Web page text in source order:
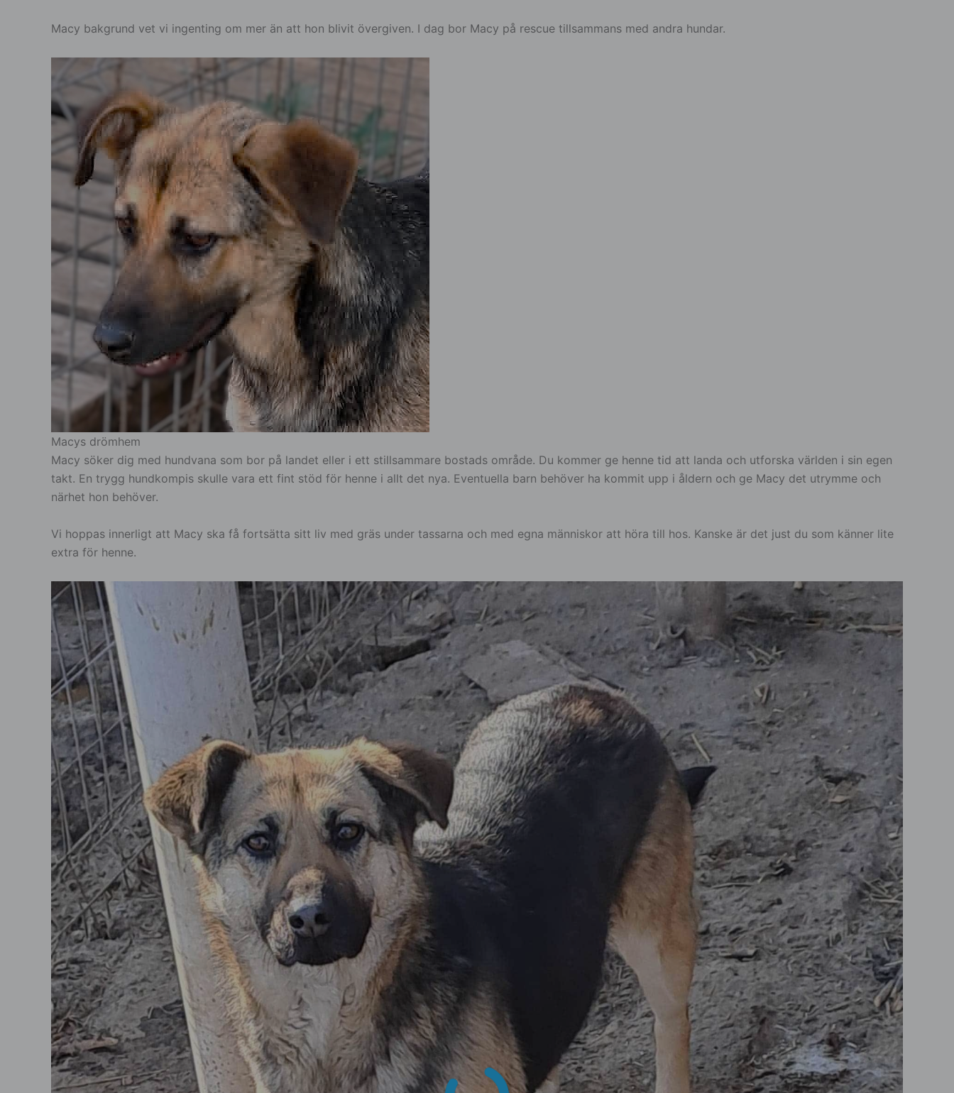
Macy bakgrund vet vi ingenting om mer än att hon blivit övergiven. I dag bor Macy på rescue tillsammans med andra hundar.
Macys drömhem
Macy söker dig med hundvana som bor på landet eller i ett stillsammare bostads område. Du kommer ge henne tid att landa och utforska världen i sin egen
takt. En trygg hundkompis skulle vara ett fint stöd för henne i allt det nya. Eventuella barn behöver ha kommit upp i åldern och ge Macy det utrymme och
närhet hon behöver.
Vi hoppas innerligt att Macy ska få fortsätta sitt liv med gräs under tassarna och med egna människor att höra till hos. Kanske är det just du som känner lite
extra för henne.